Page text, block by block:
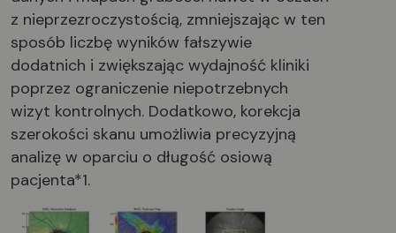
z nieprzezroczystością, zmniejszając w ten
sposób liczbę wyników fałszywie
dodatnich i zwiększając wydajność kliniki
poprzez ograniczenie niepotrzebnych
wizyt kontrolnych. Dodatkowo, korekcja
szerokości skanu umożliwia precyzyjną
analizę w oparciu o długość osiową
pacjenta*1.